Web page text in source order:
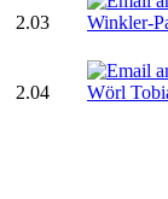
2.03
2.04